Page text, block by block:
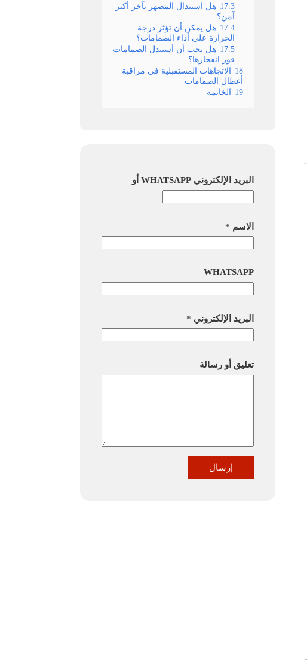
17.3 هل استبدال المصهر بآخر أكبر
آمن؟
17.4 هل يمكن أن تؤثر درجة
الحرارة على أداء الصمامات؟
17.5 هل يجب أن أستبدل الصمامات
فور انفجارها؟
18 الاتجاهات المستقبلية في مراقبة
أعطال الصمامات
19 الخاتمة
البريد الإلكتروني WHATSAPP أو
الاسم *
WHATSAPP
البريد الإلكتروني *
تعليق أو رسالة
إرسال